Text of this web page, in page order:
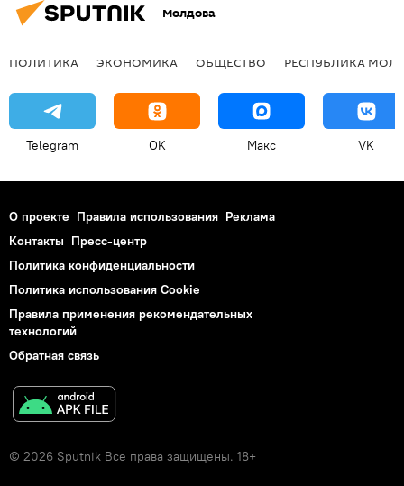
Молдова
ПОЛИТИКА ЭКОНОМИКА ОБЩЕСТВО РЕСПУБЛИКА
Telegram OK Макс VK
О проекте Правила использования Реклама
Контакты Пресс-центр
Политика конфиденциальности
Политика использования Cookie
Правила применения рекомендательных
технологий
Обратная связь
© 2026 Sputnik Все права защищены. 18+